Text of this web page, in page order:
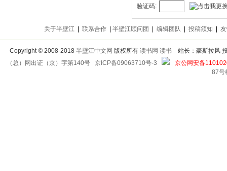
验证码:
关于半壁江 联系合作 半壁江顾问团 编辑团队 投稿须知
Copyright©2008-2018 半壁江中文网 版权所有 读书网 读书
站长：豪斯拉风
（总）网出证（京）字第140号 京ICP备09063710号-3
京公网安备
87号